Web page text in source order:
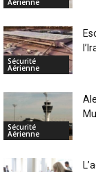
Aérienne
Sécurité
Aérienne
Sécurité
Aérienne